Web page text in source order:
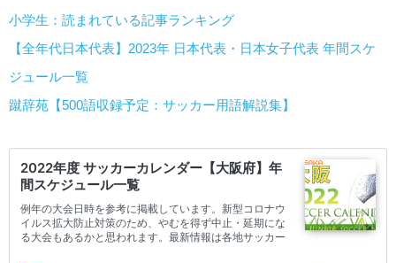
小学生：読まれている記事ランキング
【全年代日本代表】2023年 日本代表・日本女子代表 年間スケ
ジュール一覧
蹴辞苑【500語収録予定：サッカー用語解説集】